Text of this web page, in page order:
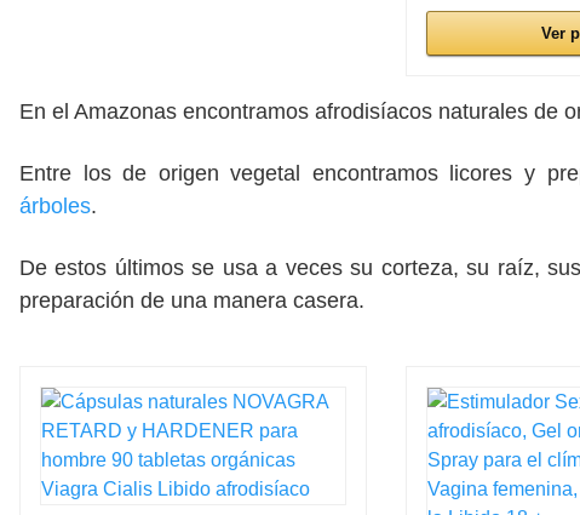
Ver
En el Amazonas encontramos afrodisíacos naturales de
Entre los de origen vegetal encontramos licores y
árboles.
De estos últimos se usa a veces su corteza, su raíz,
preparación de una manera casera.